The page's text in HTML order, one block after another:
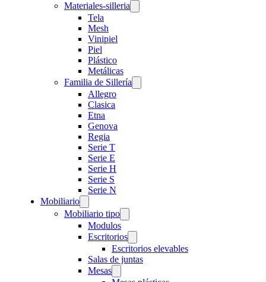
Materiales-silleria
Tela
Mesh
Vinipiel
Piel
Plástico
Metálicas
Familia de Sillería
Allegro
Clasica
Etna
Genova
Regia
Serie T
Serie E
Serie H
Serie S
Serie N
Mobiliario
Mobiliario tipo
Modulos
Escritorios
Escritorios elevables
Salas de juntas
Mesas